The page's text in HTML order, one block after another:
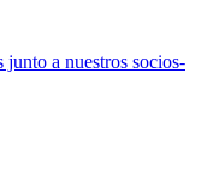
junto a nuestros socios-